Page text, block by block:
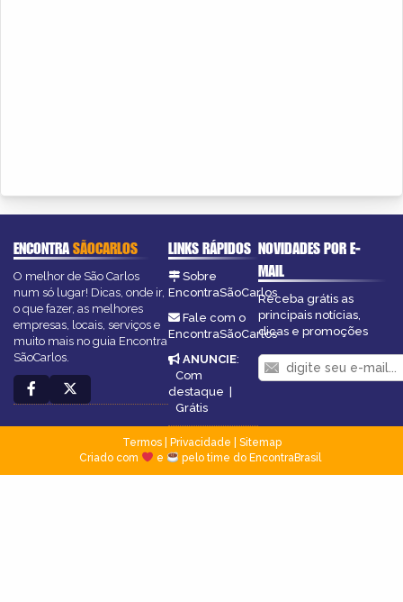
ENCONTRASÃOCARLOS
O melhor de São Carlos
num só lugar! Dicas, onde ir,
o que fazer, as melhores
empresas, locais, serviços e
muito mais no guia Encontra
SãoCarlos.
LINKS RÁPIDOS
Sobre
EncontraSãoCarlos
Fale com o
EncontraSãoCarlos
ANUNCIE:
Com
destaque |
Grátis
NOVIDADES POR E-
MAIL
Receba grátis as
principais notícias,
dicas e promoções
Termos| Privacidade
Sitemap
Criado com
e pelo time do EncontraBrasil